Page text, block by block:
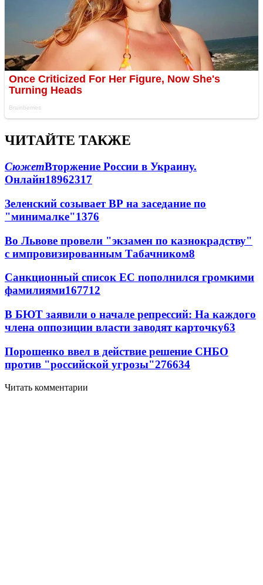
ЧИТАЙТЕ ТАКЖЕ
СюжетВторжение России в Украину.
Онлайн18962317
Зеленский созывает ВР на заседание по
"минималке"1376
Во Львове провели "экзамен по казнокрадству"
с импровизированным Табачником8
Санкционный список ЕС пополнился громкими
фамилиями167712
В БЮТ заявили о начале репрессий: На каждого
члена оппозиции власти заводят карточку63
Порошенко ввел в действие решение СНБО
против "российской угрозы"276634
Читать комментарии